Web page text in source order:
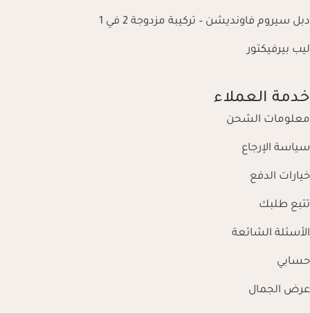
دبل سيروم فاونديشن – تركيبة مزدوجة 2 في 1
ليب بيرفيكتور
خدمة العملاء
معلومات الشحن
سياسة الإرجاع
خيارات الدفع
تتبع طلبك
الأسئلة الشائعة
حسابي
عرض الجمال